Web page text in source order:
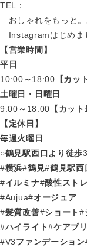
TEL：
おしゃれをもっと。
Instagramはじめま
【営業時間】
平日
10:00 ～18:00 【カッ
土曜日・日曜日
9:00 ～ 18:00 【カッ
【定休日】
毎週火曜日
○鶴見駅西口より徒歩3
#横浜#鶴見#鶴見駅西
#イルミナ#酸性スト
#Aujua#オージュア
#髪質改善#ショート#
#ハイライト#ケアブ
#V3ファンデーション